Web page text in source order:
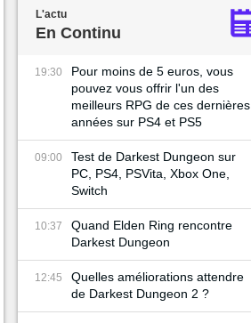
L'actu
En Continu
19:30
Pour moins de 5 euros, vous
pouvez vous offrir l'un des
meilleurs RPG de ces dernières
années sur PS4 et PS5
09:00
Test de Darkest Dungeon sur
PC, PS4, PSVita, Xbox One,
Switch
10:37
Quand Elden Ring rencontre
Darkest Dungeon
12:45
Quelles améliorations attendre
de Darkest Dungeon 2 ?